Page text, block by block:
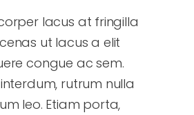
lacus at fringilla
ut lacus a elit
congue ac sem.
rutrum nulla
leo. Etiam porta,